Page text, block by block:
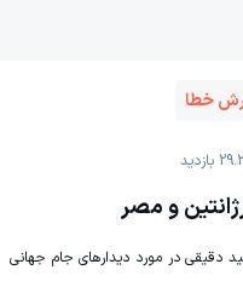
بازدید
خطا
و مصر
دقیقی در مورد دیدارهای جام جهانی